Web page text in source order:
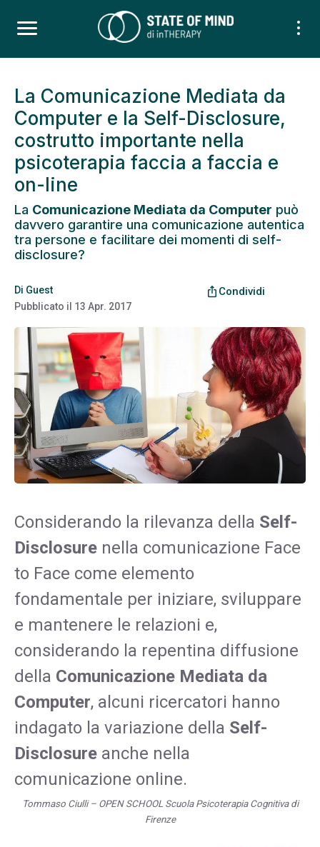
La Comunicazione Mediata da
Computer e la Self-Disclosure,
costrutto importante nella
psicoterapia faccia a faccia e
on-line
La Comunicazione Mediata da Computer può
davvero garantire una comunicazione autentica
tra persone e facilitare dei momenti di self-
disclosure?
Di Guest
Pubblicato il 13 Apr. 2017
ios_share Condividi
Considerando la rilevanza della Self-
Disclosure nella comunicazione Face
to Face come elemento
fondamentale per iniziare, sviluppare
e mantenere le relazioni e,
considerando la repentina diffusione
della Comunicazione Mediata da
Computer, alcuni ricercatori hanno
indagato la variazione della Self-
Disclosure anche nella
comunicazione online.
Tommaso Ciulli – OPEN SCHOOL Scuola Psicoterapia Cognitiva di
Firenze